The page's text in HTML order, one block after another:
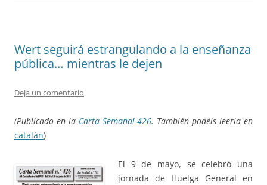
Wert seguirá estrangulando a la enseñanza
pública… mientras le dejen
Deja un comentario
(Publicado en la Carta Semanal 426. También podéis leerla en
catalán)
El 9 de mayo, se celebró una
jornada de Huelga General en